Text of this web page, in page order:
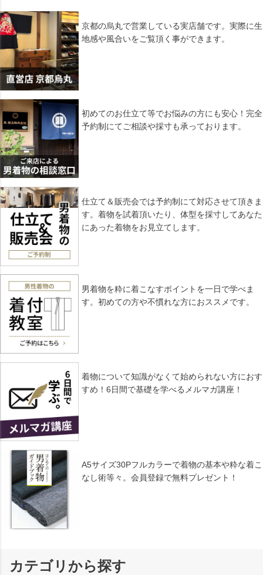
ップ
京都の烏丸で営業している実店舗です。実際に生
地感や風合いをご覧頂く事ができます。
初めてのお仕立て等でお悩みの方にも安心！完全
予約制にてご相談や採寸も承っております。
仕立て＆販売会では予約制にて対応させて頂きま
す。着物を試着頂いたり、体型を採寸してあなた
にあった着物をお見立てします。
男着物を粋に着こなすポイントを一日で学べま
す。初めての方や不慣れな方におススメです。
着物について知識がなくて始められない方におす
すめ！6日間で基礎を学べるメルマガ講座！
A5サイズ30Pフルカラーで着物の基本や粋な着こ
なし術等々。会員登録で無料プレゼント！
カテゴリから探す